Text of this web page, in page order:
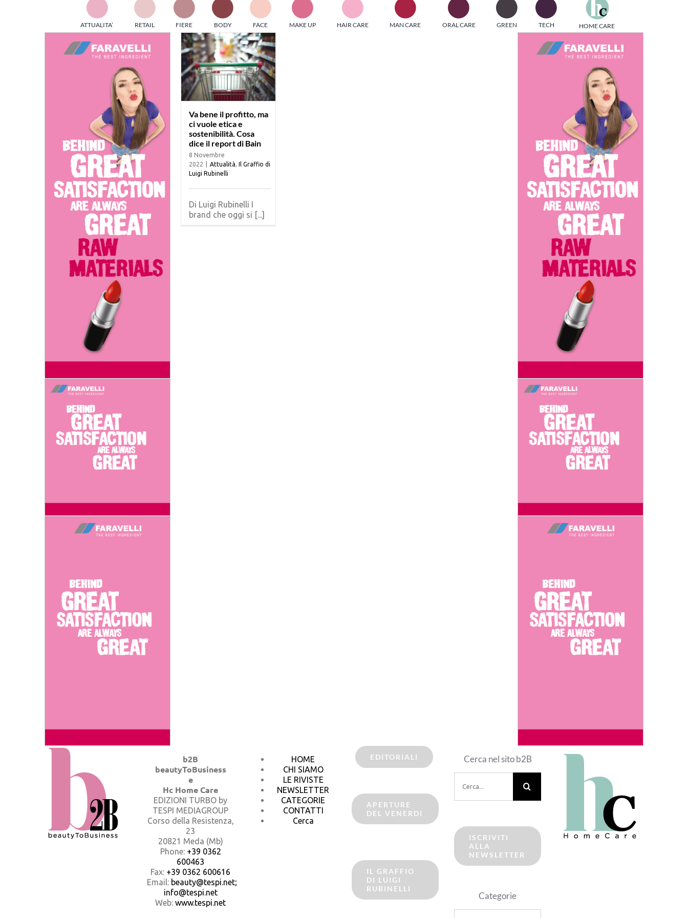
TESPI MEDIAGROUP racchiude un pool di società di comunicazione
ed editrici specializzate nell’informazione b2b. Edizioni Turbo, in
particolare, attraverso numerose riviste verticali, fornisce strumenti di
informazione che coinvolgono gli attori nei settori beauty, food,
technology, entertainment e sport.
Stay tuned!
ATTUALITA’ RETAIL FIERE BODY FACE MAKE UP HAIR CARE MAN CARE ORAL CARE GREEN TECH HOME CARE
Va bene il profitto,
ma ci vuole etica e
sostenibilità. Cosa
Va bene il profitto, ma
ci vuole etica e
sostenibilità. Cosa
dice il report di Bain
8 Novembre
2022
Attualità Il Graffio di
Luigi Rubinelli
Di Luigi Rubinelli I
brand che oggi si [...]
b2B
beautyToBusiness
e
Hc Home Care
EDIZIONI TURBO by
TESPI MEDIAGROUP
Corso della Resistenza,
23
20821 Meda (Mb)
Phone: +39 0362
600463
Fax: +39 0362 600616
Email: beauty@tespi.net;
info@tespi.net
Web: www.tespi.net
HOME
CHI SIAMO
LE RIVISTE
NEWSLETTER
CATEGORIE
CONTATTI
Cerca
EDITORIALI
APERTURE
DEL VENERDI
IL GRAFFIO
DI LUIGI
RUBINELLI
Cerca nel sito b2B
per:
ISCRIVITI
ALLA
NEWSLETTER
Categorie